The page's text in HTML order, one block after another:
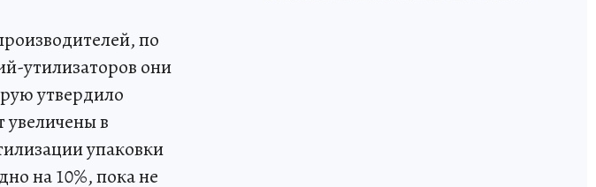
по
утилизаторов они
утвердило
увеличены в
упаковки
на 10%, пока не